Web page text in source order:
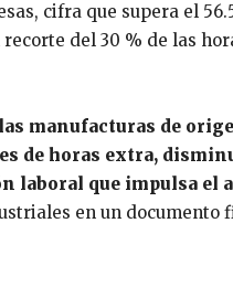
cifra que supera el
del 30 % de las
manufacturas de
de horas extra,
laboral que impulsa el
en un documento